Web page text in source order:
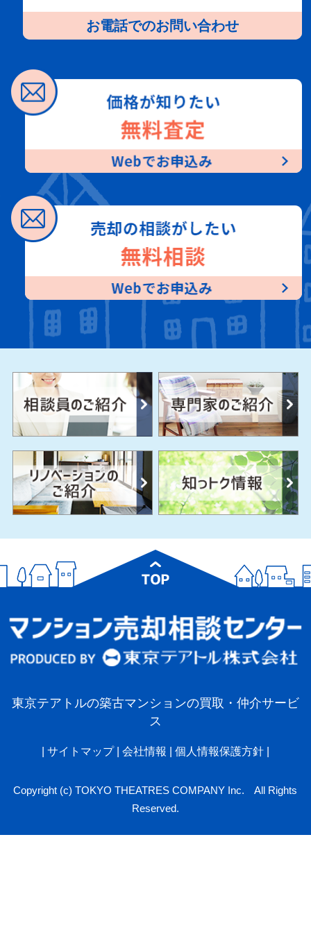
お電話でのお問い合わせ
東京テアトルの築古マンションの買取・仲介サービ
ス
サイトマップ 会社情報 個人情報保護方針|
Copyright (c) TOKYO THEATRES COMPANY Inc. All Rights
Reserved.